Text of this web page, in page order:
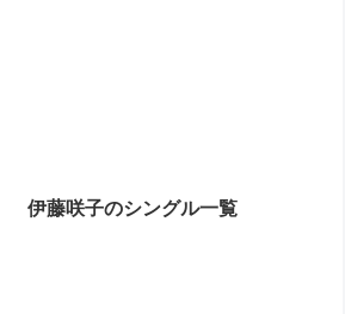
伊藤咲子のシングル一覧